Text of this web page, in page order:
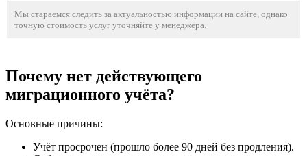
Мы стараемся следить за актуальностью информации на сайте, однако
точную стоимость услуг уточняйте у менеджера.
Почему нет действующего
миграционного учёта?
Основные причины:
Учёт просрочен (прошло более 90 дней без продления).